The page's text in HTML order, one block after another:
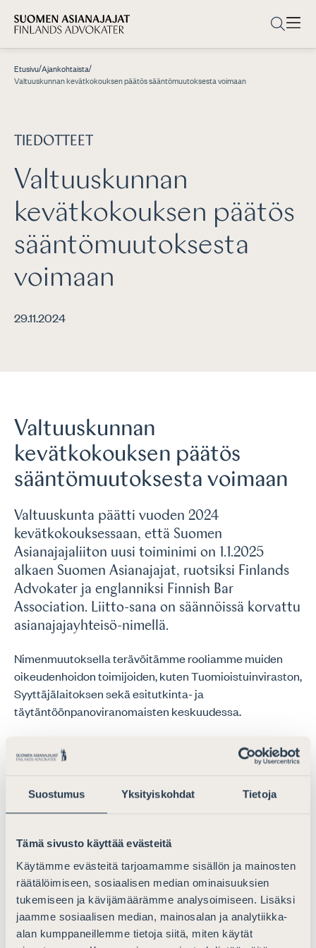
Suostumus Yksityiskohdat Tietoja
Tämä sivusto käyttää evästeitä
Käytämme evästeitä tarjoamamme sisällön ja mainosten
räätälöimiseen, sosiaalisen median ominaisuuksien
tukemiseen ja kävijämäärämme analysoimiseen. Lisäksi
jaamme sosiaalisen median, mainosalan ja analytiikka-
alan kumppaneillemme tietoja siitä, miten käytät
Etusivu/Ajankohtaista/
Valtuuskunnan kevätkokouksen päätös sääntömuutoksesta voimaan
TIEDOTTEET
Valtuuskunnan
kevätkokouksen päätös
sääntömuutoksesta
voimaan
29.11.2024
Valtuuskunnan
kevätkokouksen päätös
sääntömuutoksesta voimaan
Valtuuskunta päätti vuoden 2024
kevätkokouksessaan, että Suomen
Asianajajaliiton uusi toiminimi on 1.1.2025
alkaen Suomen Asianajajat, ruotsiksi Finlands
Advokater ja englanniksi Finnish Bar
Association. Liitto-sana on säännöissä korvattu
asianajajayhteisö-nimellä.
Nimenmuutoksella terävöitämme rooliamme muiden
oikeudenhoidon toimijoiden, kuten Tuomioistuinviraston,
Syyttäjälaitoksen sekä esitutkinta- ja
täytäntöönpanoviranomaisten keskuudessa.
vaikka sääntöjen 2 §:n sanamuotoa tarkoituksen osalta
jatkossakin turvata asianajajien itsenäisyys ja
riippumattomuus sääntelemällä ja valvomalla
säädetyt tehtävät sekä asianajajien vastuuntunnon,
ammattitaidon ja ammatillisen yhteenkuuluvuuden
ylläpitäminen, ammatillisten toimintaedellytysten
turvaaminen sekä asianajotoiminnan kehittäminen
maassa muutoinkin niin, että asianajajat muodostavat
hyvää oikeudenhoitoa palvelevan, yleistä luottamusta ja